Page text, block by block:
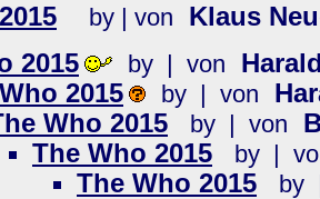
by | von
Klaus
2015
by | von
2015
by | von
Who 2015
by | von
The Who 2015
by |
The Who 2015 by